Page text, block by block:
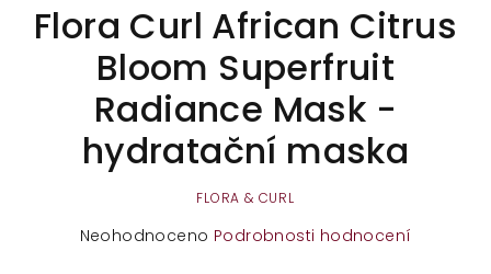
Flora Curl African Citrus
Bloom Superfruit
Radiance Mask -
hydratační maska
FLORA & CURL
Průměrné
Neohodnoceno Podrobnosti hodnocení